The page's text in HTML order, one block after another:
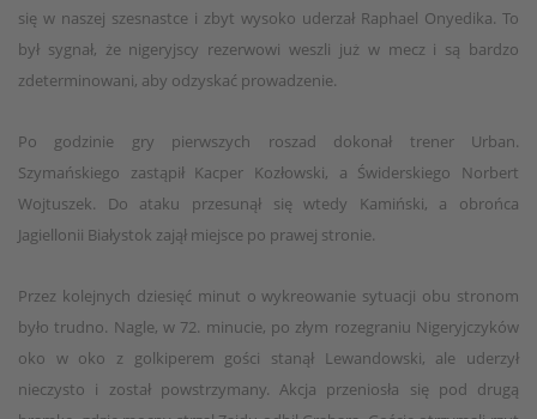
się w naszej szesnastce i zbyt wysoko uderzał Raphael Onyedika. To
był sygnał, że nigeryjscy rezerwowi weszli już w mecz i są bardzo
zdeterminowani, aby odzyskać prowadzenie.
Po godzinie gry pierwszych roszad dokonał trener Urban.
Szymańskiego zastąpił Kacper Kozłowski, a Świderskiego Norbert
Wojtuszek. Do ataku przesunął się wtedy Kamiński, a obrońca
Jagiellonii Białystok zajął miejsce po prawej stronie.
Przez kolejnych dziesięć minut o wykreowanie sytuacji obu stronom
było trudno. Nagle, w 72. minucie, po złym rozegraniu Nigeryjczyków
oko w oko z golkiperem gości stanął Lewandowski, ale uderzył
nieczysto i został powstrzymany. Akcja przeniosła się pod drugą